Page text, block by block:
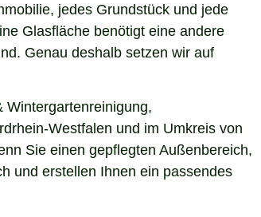
jedes Grundstück und jede
Glasfläche benötigt eine andere
Genau deshalb setzen wir auf
Wintergartenreinigung,
Westfalen und im Umkreis von
Sie einen gepflegten Außenbereich,
und erstellen Ihnen ein passendes